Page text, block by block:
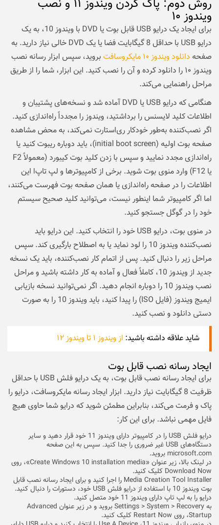
روش دوم: پاک کردن ویندوز ۱۱ و نصب
ویندوز ۱۰
برای ایجاد یک درایو USB قابل بوت یا DVD با ویندوز 10، به یک
درایو USB با حداقل 8 گیگابایت فضا یا یک DVD خالی نیاز دارید. به
صفحه دانلود ویندوز ۱۰ مایکروسافت
بروید، سپس ابزار رسانه نصب
ویندوز ۱۰ را دانلود کرده و آن را نصب کنید. این ابزار، شما را از طریق
مراحل راهنمایی می‌کند.
هنگامی که درایو USB یا DVD آماده شد و نسخه‌های پشتیبان و
اطلاعات کلید لایسنس را برداشتید، ویندوز را مجدداً راه‌اندازی کنید.
اگر نصب‌کننده به‌طور خودکار ری‌استارت نمی‌کند، به محض مشاهده
صفحه بوت اولیه (initial boot screen)، باید دوباره ریبوت کنید یا
راه‌اندازی مجدد نمایید و سپس با زدن کلید بوت کیبورد (معمولاً F2
یا F12) وارد منوی بوت شوید. برخی از کامپیوترها و لپ تاپ‌ا این
اطلاعات را در صفحه راه‌اندازی یا همان صفحه بوت فهرست می‌کنند،
اما اگر کامپیوتر شما اینطور نیست، می‌توانید کلید صحیح سیستم
خود را در گوگل جستجو کنید.
در منوی بوت، درایو USB خود را انتخاب کنید. این درایو باید
نصب‌کننده ویندوز 10 را لود نماید یا به اصطلاح بارگیری کند. سپس
مراحل زیر را دنبال کنید. پس از اتمام کار نصب‌کننده، باید یک نسخه
جدید از ویندوز 10، کاملاً فعال و آماده به کار داشته باشید و مراحل
نصب ویندوز 10 را دوباره انجام دهید. اگر نمی‌توانید نسخه بازیابی
ایمیج ویندوز (فایل ISO) را پیدا کنید، باید ویندوز 10 را به صورت
دستی دانلود و نصب کنید.
شاید علاقه داشته باشید: از ویندوز ۱ تا ویندوز ۱۲
ایجاد رسانه نصب قابل بوت
برای ایجاد رسانه نصب قابل بوت، به یک درایو فلش USB با حداقل
ظرفیت 8 گیگابایت نیاز دارید. ابزار ایجاد رسانه مایکروسافت، درایو را
پاک و فرمت می‌کند، بنابراین مطمئن شوید که درایو شما حاوی هیچ
فایل مهمی نباشد. برای این کار:
درایو فلش USB را در کامپیوتر دارای ویندوز 11 خود قرار دهید و سایر
دستگاه‌های USB غیر ضروری را جدا کنید. سپس به این صفحه
microsoft.com بروید.
در لینک بالا، زیر عنوان «Create Windows 10 installation media»، روی
Download Now کلیک کنید.
Media Creation Tool Installer را اجرا کنید و برای ایجاد رسانه نصب قابل
بوت ویندوز 10 با استفاده از درایو فلش USB خود، دستورات را دنبال کنید.
درایو را به لپ تاپ دارای ویندوز 11 خود متصل کنید.
به Settings > System > Recovery بروید و در زیر عنوان Advanced
Startup، روی Restart Now کلیک کنید.